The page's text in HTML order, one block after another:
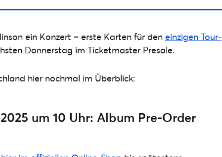
ein Konzert – erste Karten für den einzigen Tour-
Donnerstag im Ticketmaster Presale.
hier nochmal im Überblick:
um 10 Uhr: Album Pre-Order